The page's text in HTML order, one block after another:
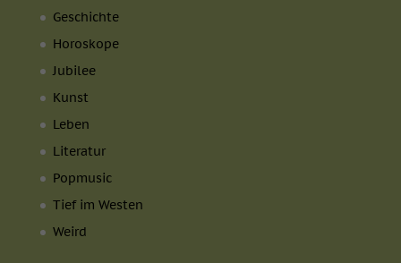
Geschichte
Horoskope
Jubilee
Kunst
Leben
Literatur
Popmusic
Tief im Westen
Weird